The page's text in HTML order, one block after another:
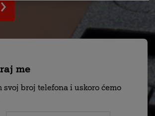
me
svoj broj telefona i uskoro ćemo